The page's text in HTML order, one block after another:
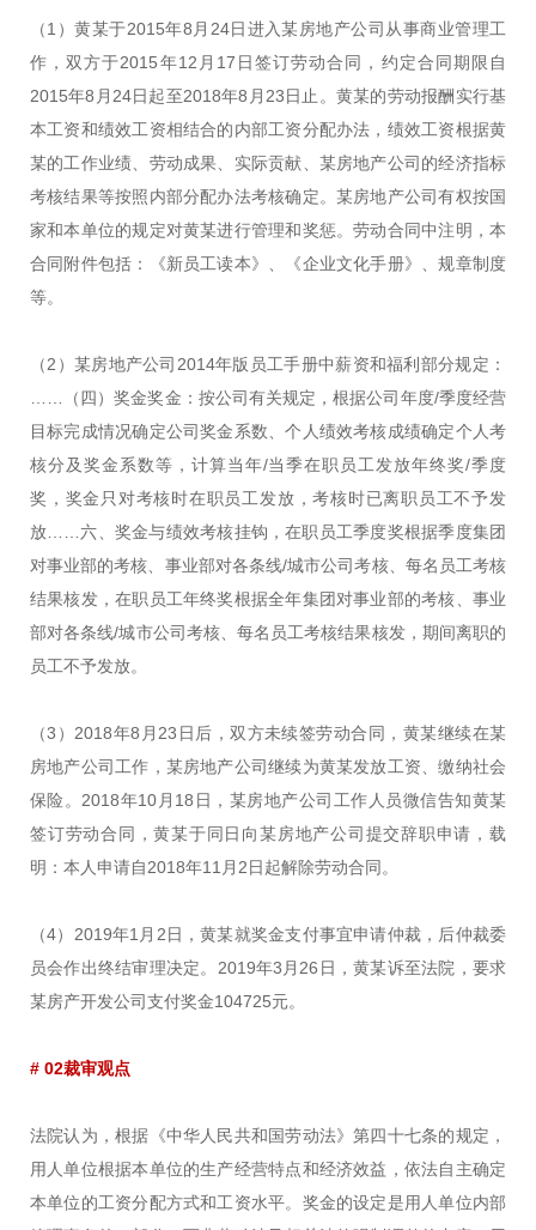
（1）黄某于2015年8月24日进入某房地产公司从事商业管理工
作，双方于2015年12月17日签订劳动合同，约定合同期限自
2015年8月24日起至2018年8月23日止。黄某的劳动报酬实行基
本工资和绩效工资相结合的内部工资分配办法，绩效工资根据黄
某的工作业绩、劳动成果、实际贡献、某房地产公司的经济指标
考核结果等按照内部分配办法考核确定。某房地产公司有权按国
家和本单位的规定对黄某进行管理和奖惩。劳动合同中注明，本
合同附件包括：《新员工读本》、《企业文化手册》、规章制度
等。
（2）某房地产公司2014年版员工手册中薪资和福利部分规定：
……（四）奖金奖金：按公司有关规定，根据公司年度/季度经营
目标完成情况确定公司奖金系数、个人绩效考核成绩确定个人考
核分及奖金系数等，计算当年/当季在职员工发放年终奖/季度
奖，奖金只对考核时在职员工发放，考核时已离职员工不予发
放……六、奖金与绩效考核挂钩，在职员工季度奖根据季度集团
对事业部的考核、事业部对各条线/城市公司考核、每名员工考核
结果核发，在职员工年终奖根据全年集团对事业部的考核、事业
部对各条线/城市公司考核、每名员工考核结果核发，期间离职的
员工不予发放。
（3）2018年8月23日后，双方未续签劳动合同，黄某继续在某
房地产公司工作，某房地产公司继续为黄某发放工资、缴纳社会
保险。2018年10月18日，某房地产公司工作人员微信告知黄某
签订劳动合同，黄某于同日向某房地产公司提交辞职申请，载
明：本人申请自2018年11月2日起解除劳动合同。
（4）2019年1月2日，黄某就奖金支付事宜申请仲裁，后仲裁委
员会作出终结审理决定。2019年3月26日，黄某诉至法院，要求
某房产开发公司支付奖金104725元。
# 02裁审观点
法院认为，根据《中华人民共和国劳动法》第四十七条的规定，
用人单位根据本单位的生产经营特点和经济效益，依法自主确定
本单位的工资分配方式和工资水平。奖金的设定是用人单位内部